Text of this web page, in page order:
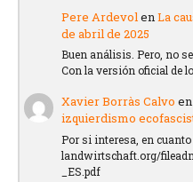
Pere ArdevolenLa
de abril de 2025
Buen análisis. Pero, no
Con la versión oficial de
Xavier Borràs Calvo
izquierdismo
Por si interesa, en
landwirtschaft.org/
_ES.pdf